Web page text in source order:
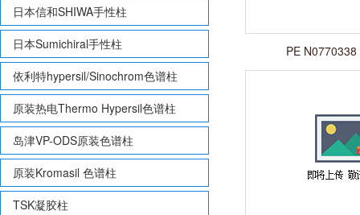
日本信和SHIWA手性柱
日本Sumichiral手性柱
依利特hypersil/Sinochrom色谱柱
原装热电Thermo Hypersil色谱柱
岛津VP-ODS原装色谱柱
原装Kromasil 色谱柱
TSK凝胶柱
PE